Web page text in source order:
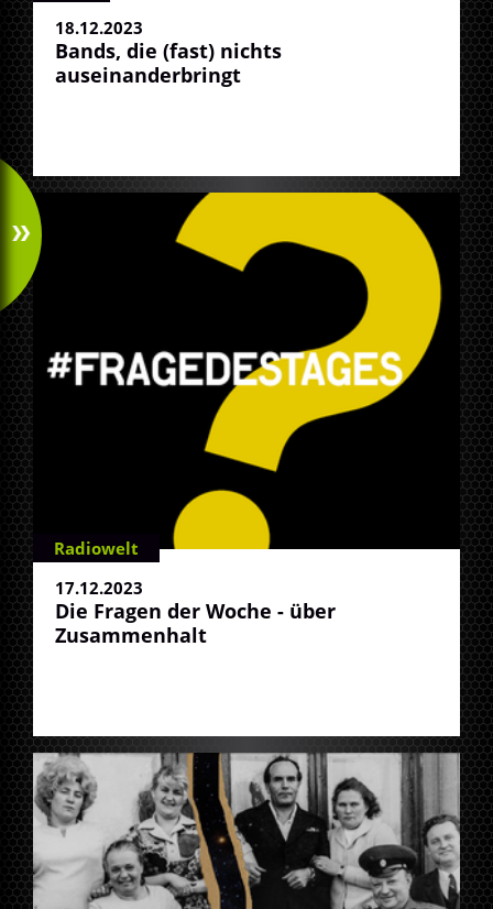
18.12.2023
Bands, die (fast) nichts
auseinanderbringt
Radiowelt
17.12.2023
Die Fragen der Woche - über
Zusammenhalt